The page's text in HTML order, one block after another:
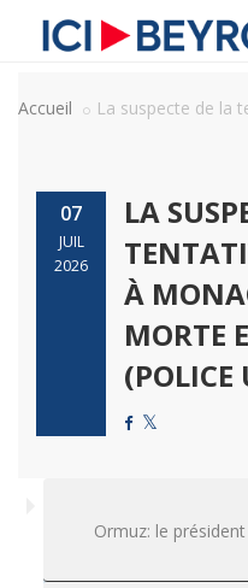
Accueil La suspecte de la
07
JUIL
2026
LA
À
MORTE
Ormuz: le